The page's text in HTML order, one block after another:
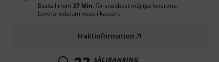
Beställ inom 37 Min.för snabbast möjliga leverans.
Leveransdatum visas i kassan.
Fraktinformation
SÄLJRANKING